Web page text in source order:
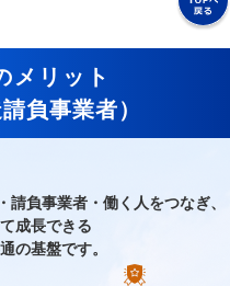
メリット
負事業者）
負事業者・働く人をつなぎ、
成長できる
の基盤です。